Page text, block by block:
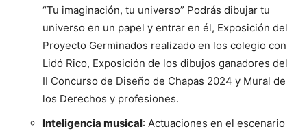
“Tu imaginación, tu universo” Podrás dibujar tu
universo en un papel y entrar en él, Exposición del
Proyecto Germinados realizado en los colegio con
Lidó Rico, Exposición de los dibujos ganadores del
II Concurso de Diseño de Chapas 2024 y Mural de
los Derechos y profesiones.
Inteligencia musical: Actuaciones en el escenario